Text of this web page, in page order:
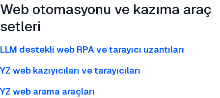
Web otomasyonu ve kazıma araç
setleri
LLM destekli web RPA ve tarayıcı uzantıları
YZ web kazıyıcıları ve tarayıcıları
YZ web arama araçları